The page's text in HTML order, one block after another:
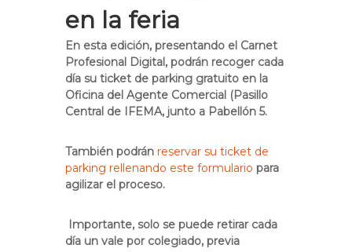
en la feria
En esta edición, presentando el Carnet
Profesional Digital, podrán recoger cada
día su ticket de parking gratuito en la
Oficina del Agente Comercial (Pasillo
Central de IFEMA, junto a Pabellón 5.
También podrán reservar su ticket de
parking rellenando este formulario para
agilizar el proceso.
Importante, solo se puede retirar cada
día un vale por colegiado, previa